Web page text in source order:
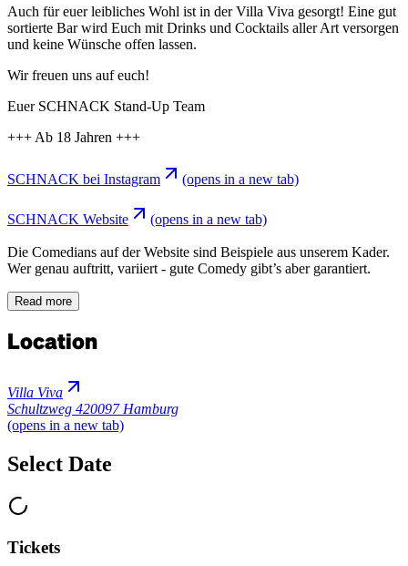
Auch für euer leibliches Wohl ist in der Villa Viva gesorgt! Eine gut
sortierte Bar wird Euch mit Drinks und Cocktails aller Art versorgen
und keine Wünsche offen lassen.
Wir freuen uns auf euch!
Euer SCHNACK Stand-Up Team
+++ Ab 18 Jahren +++
SCHNACK bei Instagram (opens in a new tab)
SCHNACK Website (opens in a new tab)
Die Comedians auf der Website sind Beispiele aus unserem Kader.
Wer genau auftritt, variiert - gute Comedy gibt’s aber garantiert.
Read more
Location
Villa Viva
Schultzweg 420097 Hamburg
(opens in a new tab)
Select Date
Tickets